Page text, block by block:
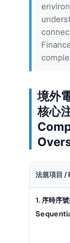
境外
核心
法規項目
1. 序時序